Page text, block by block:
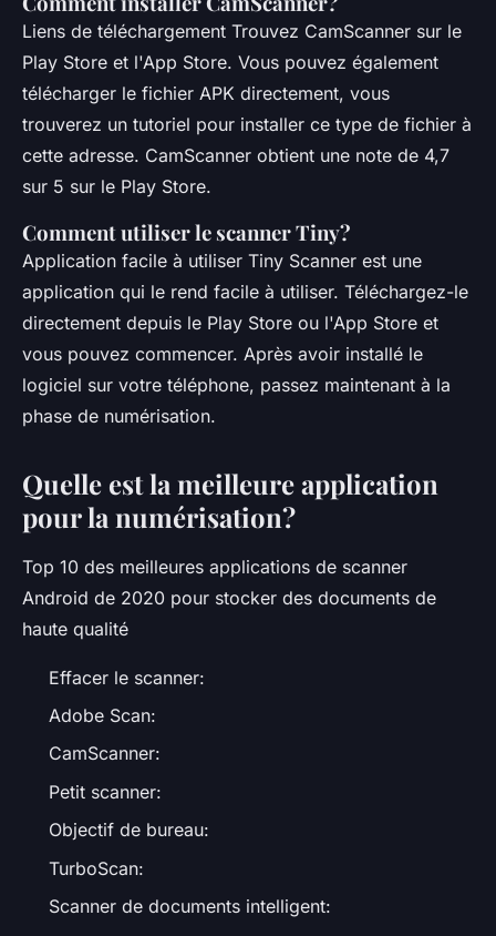
Liens de téléchargement Trouvez CamScanner sur le
Play Store et l'App Store. Vous pouvez également
télécharger le fichier APK directement, vous
trouverez un tutoriel pour installer ce type de fichier à
cette adresse. CamScanner obtient une note de 4,7
sur 5 sur le Play Store.
Comment utiliser le scanner Tiny?
Application facile à utiliser Tiny Scanner est une
application qui le rend facile à utiliser. Téléchargez-le
directement depuis le Play Store ou l'App Store et
vous pouvez commencer. Après avoir installé le
logiciel sur votre téléphone, passez maintenant à la
phase de numérisation.
Quelle est la meilleure application
pour la numérisation?
Top 10 des meilleures applications de scanner
Android de 2020 pour stocker des documents de
haute qualité
Effacer le scanner:
Adobe Scan:
CamScanner:
Petit scanner:
Objectif de bureau:
TurboScan:
Scanner de documents intelligent: